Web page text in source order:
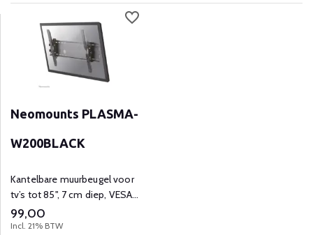
Neomounts PLASMA-
W200BLACK
Kantelbare muurbeugel voor
tv’s tot 85", 7 cm diep, VESA
compatibel tot 865x480
mm.
99,00
Incl. 21% BTW